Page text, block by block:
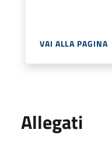
VAI ALLA PAGINA
Allegati